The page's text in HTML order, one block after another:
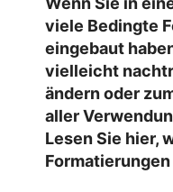
viele Bedingte
eingebaut
vielleicht
ändern oder
aller
Lesen Sie hier,